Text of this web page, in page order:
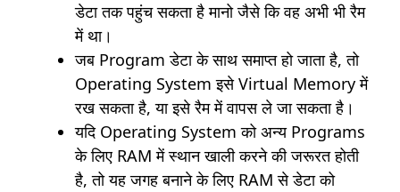
डेटा तक पहुंच सकता है मानो जैसे कि वह अभी भी रैम
में था।
जब Program डेटा के साथ समाप्त हो जाता है, तो
Operating System इसे Virtual Memory में
रख सकता है, या इसे रैम में वापस ले जा सकता है।
यदि Operating System को अन्य Programs
के लिए RAM में स्थान खाली करने की जरूरत होती
है, तो यह जगह बनाने के लिए RAM से डेटा को